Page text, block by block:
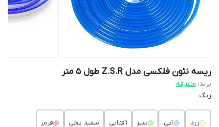
ریسه نئون فلکسی مدل Z.S.R طول 5 متر
برند: متفرقه
رنگ
زرد آبی سبز آفتابی سفید یخی قرمز